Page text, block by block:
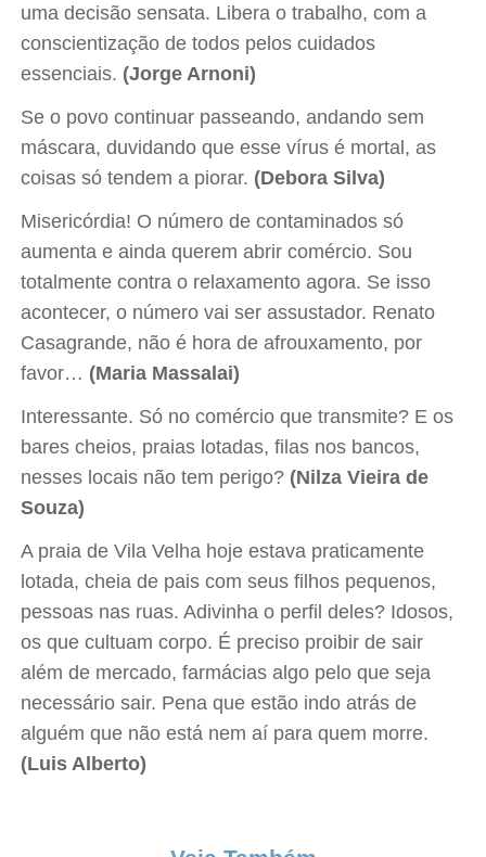
uma decisão sensata. Libera o trabalho, com a
conscientização de todos pelos cuidados
essenciais. (Jorge Arnoni)
Se o povo continuar passeando, andando sem
máscara, duvidando que esse vírus é mortal, as
coisas só tendem a piorar. (Debora Silva)
Misericórdia! O número de contaminados só
aumenta e ainda querem abrir comércio. Sou
totalmente contra o relaxamento agora. Se isso
acontecer, o número vai ser assustador. Renato
Casagrande, não é hora de afrouxamento, por
favor… (Maria Massalai)
Interessante. Só no comércio que transmite? E os
bares cheios, praias lotadas, filas nos bancos,
nesses locais não tem perigo? (Nilza Vieira de
Souza)
A praia de Vila Velha hoje estava praticamente
lotada, cheia de pais com seus filhos pequenos,
pessoas nas ruas. Adivinha o perfil deles? Idosos,
os que cultuam corpo. É preciso proibir de sair
além de mercado, farmácias algo pelo que seja
necessário sair. Pena que estão indo atrás de
alguém que não está nem aí para quem morre.
(Luis Alberto)